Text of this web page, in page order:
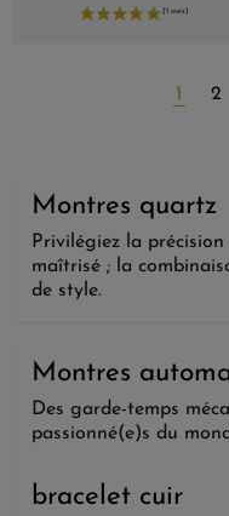
1 2
Montres quartz
Privilégiez la
maîtrisé ; la
de style.
Montres
Des garde-temps
passionné(e)s du
bracelet cuir